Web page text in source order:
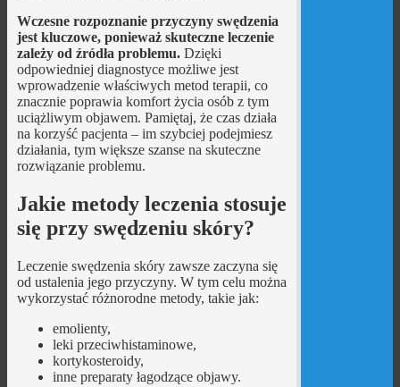
Wczesne rozpoznanie przyczyny swędzenia
jest kluczowe, ponieważ skuteczne leczenie
zależy od źródła problemu.Dzięki
odpowiedniej diagnostyce możliwe jest
wprowadzenie właściwych metod terapii, co
znacznie poprawia komfort życia osób z tym
uciążliwym objawem. Pamiętaj, że czas działa
na korzyść pacjenta – im szybciej podejmiesz
działania, tym większe szanse na skuteczne
rozwiązanie problemu.
Jakie metody leczenia stosuje
się przy swędzeniu skóry?
Leczenie swędzenia skóry zawsze zaczyna się
od ustalenia jego przyczyny. W tym celu można
wykorzystać różnorodne metody, takie jak:
emolienty,
leki przeciwhistaminowe,
kortykosteroidy,
inne preparaty łagodzące objawy.